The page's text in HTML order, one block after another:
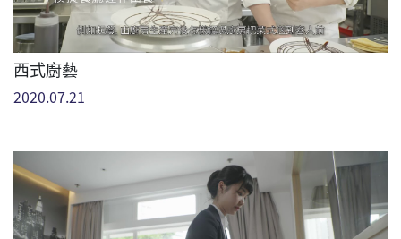
西式廚藝
2020.07.21